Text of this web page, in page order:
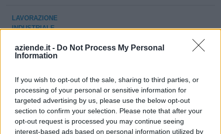
aziende.it - Do Not Process My Personal
Information
If you wish to opt-out of the sale, sharing to third parties, or
processing of your personal or sensitive information for
targeted advertising by us, please use the below opt-out
section to confirm your selection. Please note that after your
opt-out request is processed you may continue seeing
interest-based ads based on personal information utilized by
LAVORAZIONE
INDUSTRIALE
L.I.L.E.A. S.N.C.
non pervenuto Besnate
UNTERBERGER
DES
UNTERBERGER J.
& CO. KG
non pervenuto Brunico
RESCH